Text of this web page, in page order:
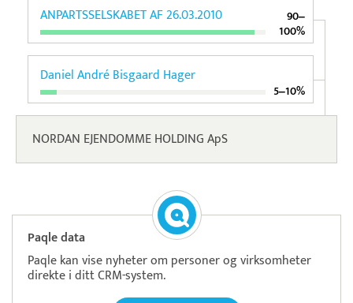
ANPARTSSELSKABET AF 26.03.2010
90‒
100%
Daniel André Bisgaard Hager
5‒10%
NORDAN EJENDOMME HOLDING ApS
Paqle data
Paqle kan vise nyheter om personer og virksomheter
direkte i ditt CRM-system.